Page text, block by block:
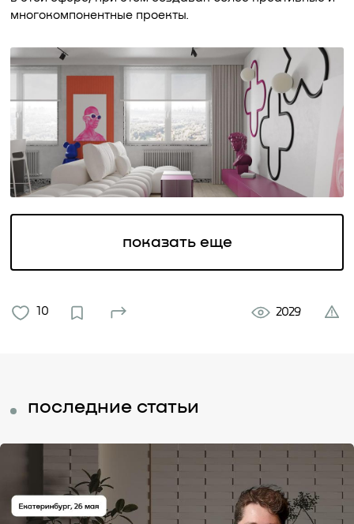
многокомпонентные проекты.
показать еще
10 2029
последние статьи